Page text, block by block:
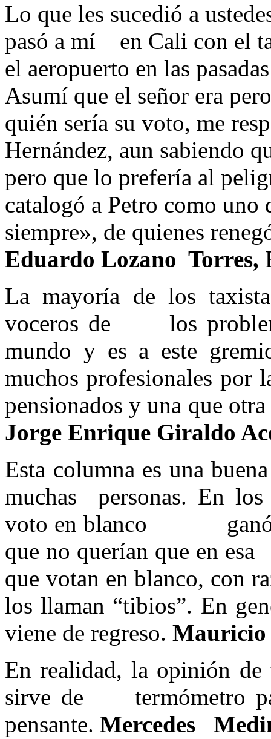
Lo que les sucedió a
pasó a mí en Cali con el
el aeropuerto en las
Asumí que el señor era
quién sería su voto, me
Hernández, aun sabiendo
pero que lo prefería al
catalogó a Petro como
siempre», de quienes
Eduardo Lozano Torres,
La mayoría de los
voceros de los
mundo y es a este
muchos profesionales por
pensionados y una
Jorge Enrique Giraldo
Esta columna es una
muchas personas. En
voto en blanco ganó
que no querían que en
que votan en blanco,
los llaman “tibios”. En
viene de regreso.
En realidad, la opinión de
sirve de termómetro
pensante. Mercedes